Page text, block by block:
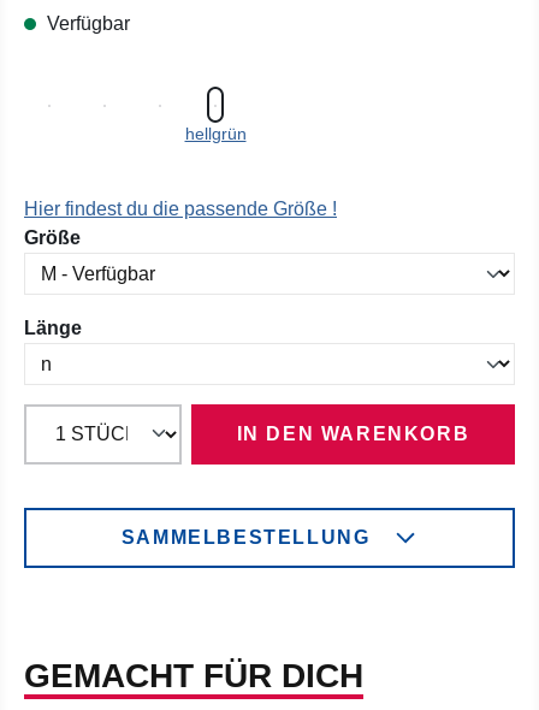
Verfügbar
hellgrün
Hier findest du die passende Größe !
Größeauswählen
Längeauswählen
IN DEN WARENKORB
SAMMELBESTELLUNG
GEMACHT FÜR DICH